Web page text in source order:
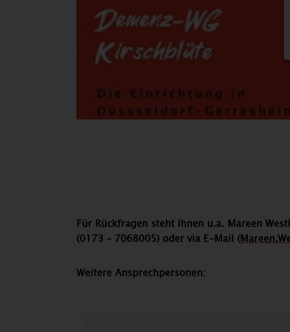
Für Rückfragen steht Ihnen u.a. Mareen
(0173 – 7068005) oder via E-Mail (
Weitere Ansprechpersonen: